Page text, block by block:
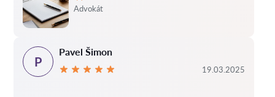
Hodnocení:
Advokát
P
Pavel Šimon
19.03.2025